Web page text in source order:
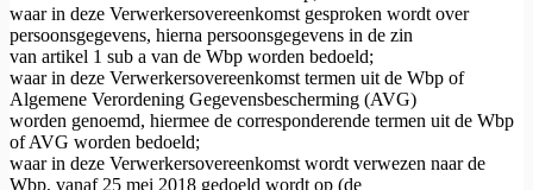
waar in deze Verwerkersovereenkomst gesproken wordt over
persoonsgegevens, hierna persoonsgegevens in de zin
van artikel 1 sub a van de Wbp worden bedoeld;
waar in deze Verwerkersovereenkomst termen uit de Wbp of
Algemene Verordening Gegevensbescherming (AVG)
worden genoemd, hiermee de corresponderende termen uit de Wbp
of AVG worden bedoeld;
waar in deze Verwerkersovereenkomst wordt verwezen naar de
Wbp, vanaf 25 mei 2018 gedoeld wordt op (de